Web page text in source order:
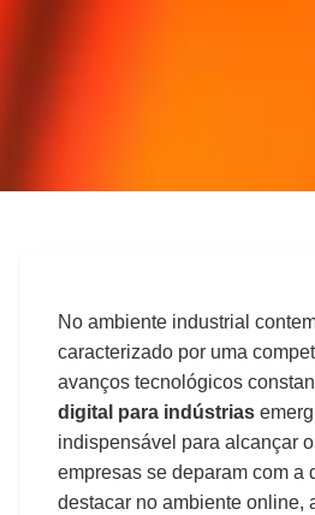
Marketing
indústrias
Admin 📅 2026-03-13 ⏰ 5
No ambiente industrial
caracterizado por uma
avanços tecnológicos
digital para indústrias
indispensável para alcançar
empresas se deparam com a
destacar no ambiente online,